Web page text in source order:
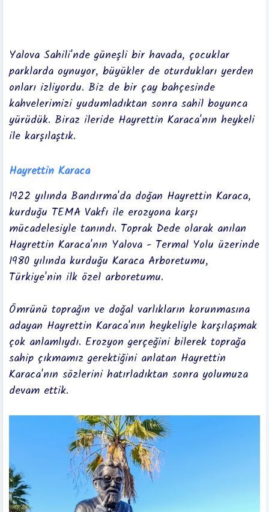
Yalova Sahili'nde güneşli bir havada, çocuklar
parklarda oynuyor, büyükler de oturdukları yerden
onları izliyordu. Biz de bir çay bahçesinde
kahvelerimizi yudumladıktan sonra sahil boyunca
yürüdük. Biraz ileride Hayrettin Karaca'nın heykeli
ile karşılaştık.
Hayrettin Karaca
1922 yılında Bandırma'da doğan Hayrettin Karaca,
kurduğu TEMA Vakfı ile erozyona karşı
mücadelesiyle tanındı. Toprak Dede olarak anılan
Hayrettin Karaca'nın Yalova - Termal Yolu üzerinde
1980 yılında kurduğu Karaca Arboretumu,
Türkiye'nin ilk özel arboretumu.
Ömrünü toprağın ve doğal varlıkların korunmasına
adayan Hayrettin Karaca'nın heykeliyle karşılaşmak
çok anlamlıydı. Erozyon gerçeğini bilerek toprağa
sahip çıkmamız gerektiğini anlatan Hayrettin
Karaca'nın sözlerini hatırladıktan sonra yolumuza
devam ettik.